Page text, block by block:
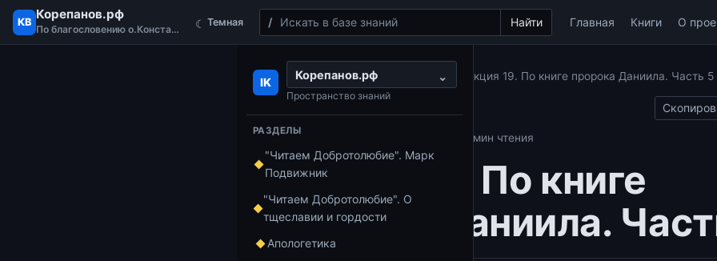
КВ Корепанов.рф
По благословению о.Константина ☾ Темная Поиск Найти Главная Книги О
IK
Корепанов.рф ⌄
Пространство знаний
РАЗДЕЛЫ
"Читаем Добротолюбие". Марк
Подвижник
"Читаем Добротолюбие". О
тщеславии и гордости
Апологетика
Главная Книга пророка Даниила Лекция 19. По книге пророка Даниила. Часть 5
Книга пророка Даниила 1 мин чтения
Лекция 19. По книге
пророка Даниила.